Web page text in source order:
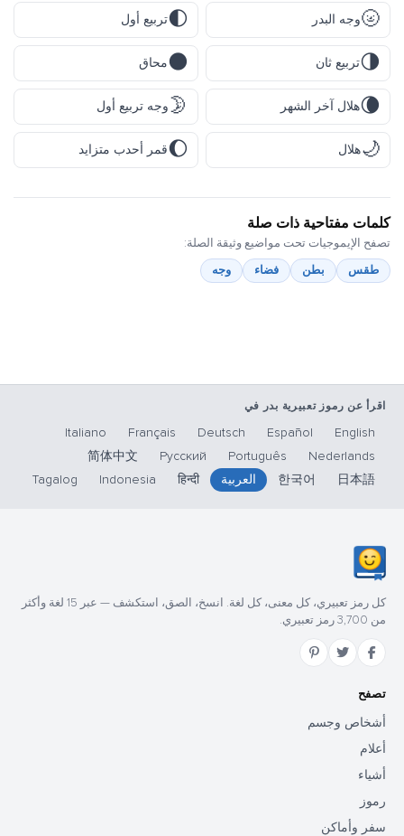
🌝وجه البدر 🌓تربيع أول
🌗تربيع ثان 🌑محاق
🌘هلال آخر الشهر 🌛وجه تربيع أول
🌙هلال 🌔قمر أحدب متزايد
كلمات مفتاحية ذات صلة
تصفح الإيموجيات تحت مواضيع وثيقة الصلة:
طقس
بطن فضاء وجه
اقرأ عن رموز تعبيرية بدر في
English
Español
Deutsch
Français
Italiano
Nederlands
Português
Русский
简体中文
日本語
한국어 العربية हिन्दी
Indonesia
Tagalog
كل رمز تعبيري، كل معنى، كل لغة. انسخ، الصق، استكشف — عبر 15 لغة وأكثر
من 3,700 رمز تعبيري.
تصفح
أشخاص وجسم
أعلام
أشياء
رموز
سفر وأماكن